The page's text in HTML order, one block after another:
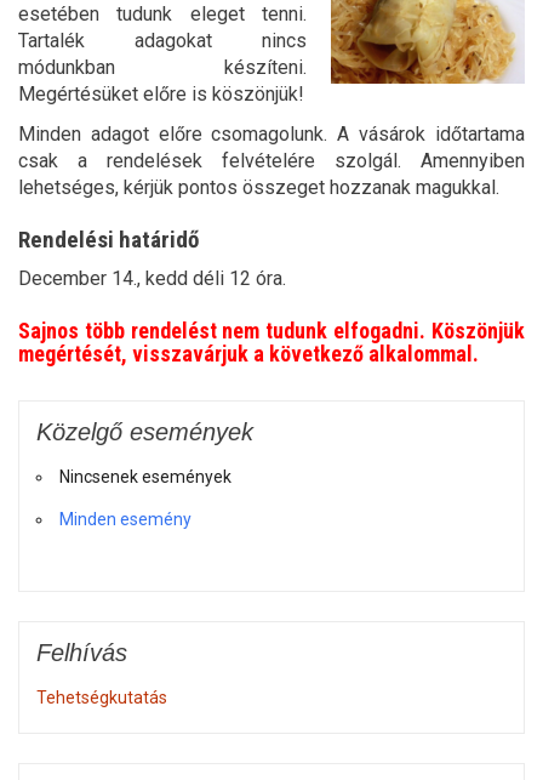
esetében tudunk eleget tenni.
Tartalék adagokat nincs
módunkban készíteni.
Megértésüket előre is köszönjük!
Minden adagot előre csomagolunk. A vásárok időtartama
csak a rendelések felvételére szolgál. Amennyiben
lehetséges, kérjük pontos összeget hozzanak magukkal.
Rendelési határidő
December 14., kedd déli 12 óra.
Sajnos több rendelést nem tudunk elfogadni. Köszönjük
megértését, visszavárjuk a következő alkalommal.
Közelgő események
Nincsenek események
Minden esemény
Felhívás
Tehetségkutatás